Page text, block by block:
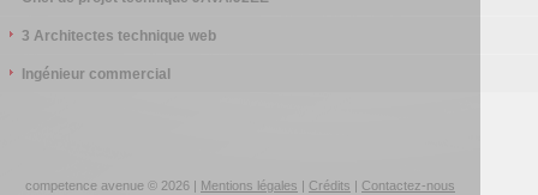
3 Architectes technique web
Ingénieur commercial
competence avenue © 2026 | Mentions légales Crédits Contactez-nous